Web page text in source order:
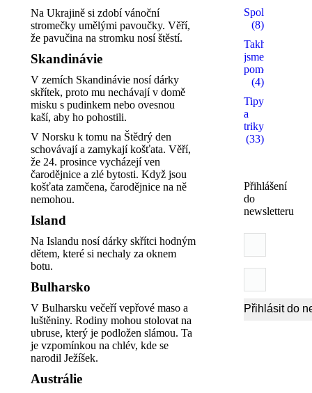
Na Ukrajině si zdobí vánoční
stromečky umělými pavoučky. Věří,
že pavučina na stromku nosí štěstí.
Skandinávie
V zemích Skandinávie nosí dárky
skřítek, proto mu nechávají v domě
misku s pudinkem nebo ovesnou
kaší, aby ho pohostili.
V Norsku k tomu na Štědrý den
schovávají a zamykají košťata. Věří,
že 24. prosince vycházejí ven
čarodějnice a zlé bytosti. Když jsou
košťata zamčena, čarodějnice na ně
nemohou.
Island
Na Islandu nosí dárky skřítci hodným
dětem, které si nechaly za oknem
botu.
Bulharsko
V Bulharsku večeří vepřové maso a
luštěniny. Rodiny mohou stolovat na
ubruse, který je podložen slámou. Ta
je vzpomínkou na chlév, kde se
narodil Ježíšek.
Austrálie
(8)
Takhle
jsme
pomohli
(4)
Tipy
a
triky
(33)
Přihlášení
do
newsletteru